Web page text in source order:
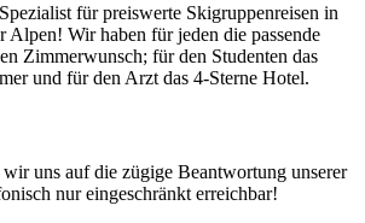
für preiswerte Skigruppenreisen in
Alpen! Wir haben für jeden die passende
Zimmerwunsch; für den Studenten das
und für den Arzt das 4-Sterne Hotel.
uns auf die zügige Beantwortung unserer
nur eingeschränkt erreichbar!